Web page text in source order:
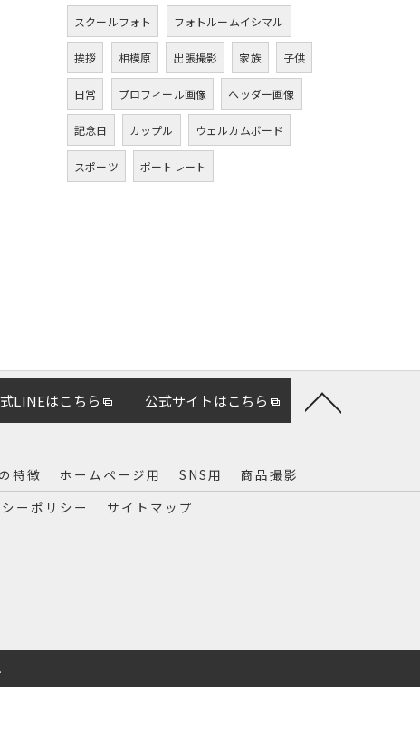
スクールフォト フォトルームイシマル
挨拶 相模原 出張撮影 家族 子供
日常 プロフィール画像 ヘッダー画像
記念日 カップル ウェルカムボード
スポーツ ポートレート
LINEはこちら 公式サイトはこちら
特徴 ホームページ用 SNS用
商品撮影
ーポリシー サイトマップ